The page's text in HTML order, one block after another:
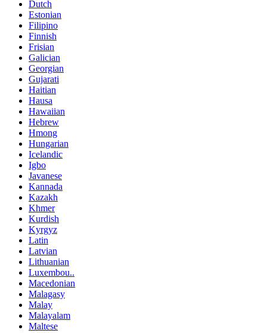
Dutch
Estonian
Filipino
Finnish
Frisian
Galician
Georgian
Gujarati
Haitian
Hausa
Hawaiian
Hebrew
Hmong
Hungarian
Icelandic
Igbo
Javanese
Kannada
Kazakh
Khmer
Kurdish
Kyrgyz
Latin
Latvian
Lithuanian
Luxembou..
Macedonian
Malagasy
Malay
Malayalam
Maltese